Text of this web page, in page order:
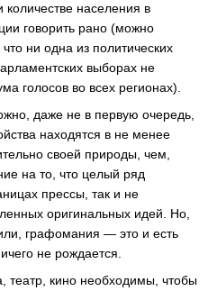
количестве населения в
говорить рано (можно
ни одна из политических
выборах не
голосов во всех регионах).
даже не в первую очередь,
находятся в не менее
своей природы, чем,
на то, что целый ряд
прессы, так и не
оригинальных идей. Но,
графомания — это и есть
не рождается.
театр, кино необходимы, чтобы